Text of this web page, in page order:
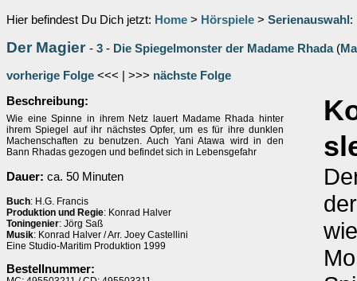
Hier befindest Du Dich jetzt: Home > Hörspiele > Serienauswahl :
Der Magier - 3 - Die Spiegelmonster der Madame Rhada(
vorherige Folge <<< | >>> nächste Folge
Beschreibung:
Wie eine Spinne in ihrem Netz lauert Madame Rhada hinter
ihrem Spiegel auf ihr nächstes Opfer, um es für ihre dunklen
Machenschaften zu benutzen. Auch Yani Atawa wird in den
Bann Rhadas gezogen und befindet sich in Lebensgefahr
Dauer: ca. 50 Minuten
Buch: H.G. Francis
Produktion und Regie: Konrad Halver
Toningenier: Jörg Saß
Musik: Konrad Halver / Arr. Joey Castellini
Eine Studio-Maritim Produktion 1999
Bestellnummer: